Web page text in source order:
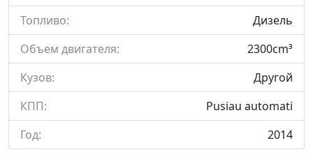
Топливо:
Дизель
Объем двигателя:
2300cm³
Кузов:
Другой
КПП:
Pusiau automati
Год:
2014